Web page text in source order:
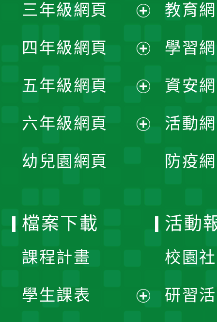
選
單
開
選
單
三年級網頁
開
選
單
四年級網頁
開
選
五年級網頁
開
六年級網頁
幼兒園網頁
教育
學習
資安
活動
防疫
檔案下載
課程計畫
學生課表
活動
校園
研習